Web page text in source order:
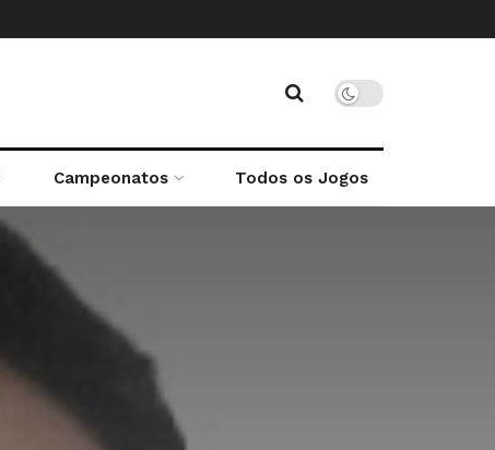
Campeonatos Todos os Jogos